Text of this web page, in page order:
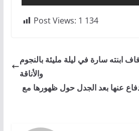
Post Views: 1 134
ابنته سارة في ليلة مليئة بالنجوم
والأناقة
عنها بعد الجدل حول ظهورها مع